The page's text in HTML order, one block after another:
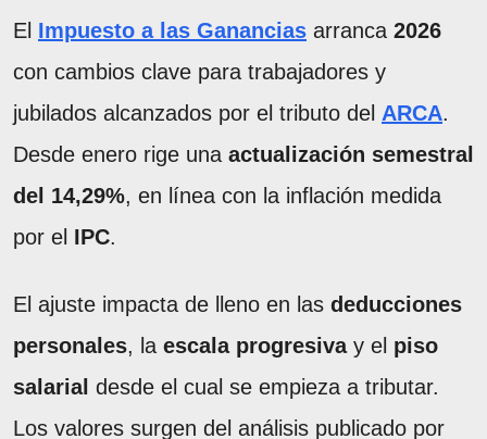
El Impuesto a las Ganancias arranca 2026
con cambios clave para trabajadores y
jubilados alcanzados por el tributo del ARCA.
Desde enero rige una actualización semestral
del 14,29%, en línea con la inflación medida
por el IPC.
El ajuste impacta de lleno en las deducciones
personales, la escala progresivay el piso
salarial desde el cual se empieza a tributar.
Los valores surgen del análisis publicado por